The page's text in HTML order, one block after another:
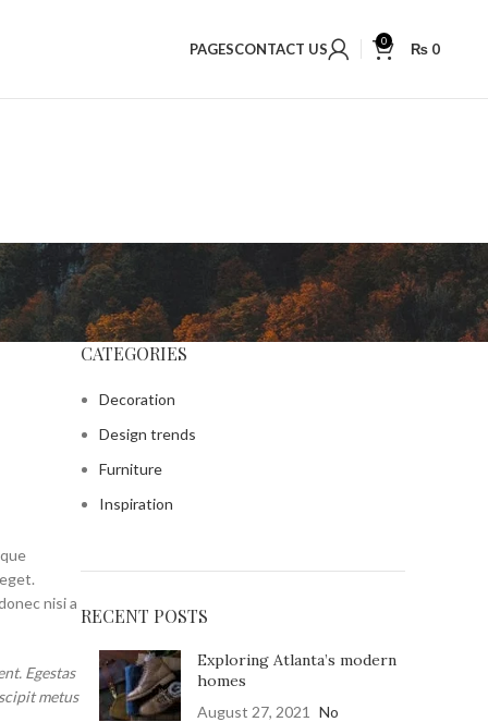
PAGESCONTACT US 0 ₨ 0
nisi a
Egestas
metus
CATEGORIES
Decoration
Design trends
Furniture
Inspiration
RECENT POSTS
Exploring Atlanta’s modern
homes
August 27, 2021
No